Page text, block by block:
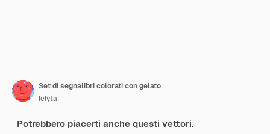
Set di segnalibri colorati con gelato
lelyta
Potrebbero piacerti anche questi vettori.